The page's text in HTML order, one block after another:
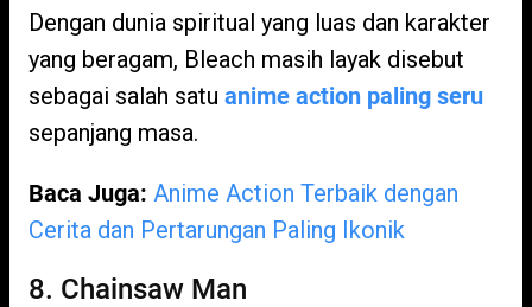
Dengan dunia spiritual yang luas dan karakter
yang beragam, Bleach masih layak disebut
sebagai salah satu anime action paling seru
sepanjang masa.
Baca Juga: Anime Action Terbaik dengan
Cerita dan Pertarungan Paling Ikonik
8. Chainsaw Man